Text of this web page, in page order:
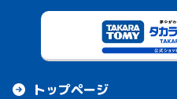
トップページ